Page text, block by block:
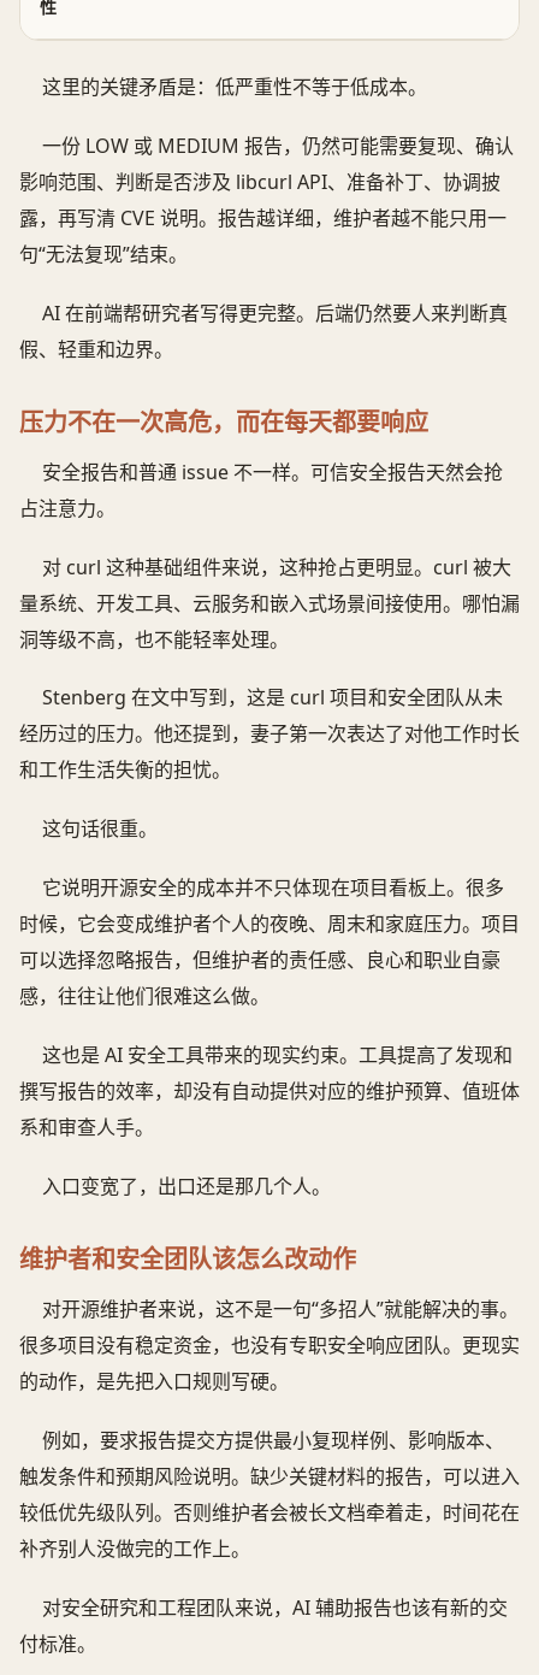
性
这里的关键矛盾是：低严重性不等于低成本。
一份 LOW 或 MEDIUM 报告，仍然可能需要复现、确认
影响范围、判断是否涉及 libcurl API、准备补丁、协调披
露，再写清 CVE 说明。报告越详细，维护者越不能只用一
句“无法复现”结束。
AI 在前端帮研究者写得更完整。后端仍然要人来判断真
假、轻重和边界。
压力不在一次高危，而在每天都要响应
安全报告和普通 issue 不一样。可信安全报告天然会抢
占注意力。
对 curl 这种基础组件来说，这种抢占更明显。curl 被大
量系统、开发工具、云服务和嵌入式场景间接使用。哪怕漏
洞等级不高，也不能轻率处理。
Stenberg 在文中写到，这是 curl 项目和安全团队从未
经历过的压力。他还提到，妻子第一次表达了对他工作时长
和工作生活失衡的担忧。
这句话很重。
它说明开源安全的成本并不只体现在项目看板上。很多
时候，它会变成维护者个人的夜晚、周末和家庭压力。项目
可以选择忽略报告，但维护者的责任感、良心和职业自豪
感，往往让他们很难这么做。
这也是 AI 安全工具带来的现实约束。工具提高了发现和
撰写报告的效率，却没有自动提供对应的维护预算、值班体
系和审查人手。
入口变宽了，出口还是那几个人。
维护者和安全团队该怎么改动作
对开源维护者来说，这不是一句“多招人”就能解决的事。
很多项目没有稳定资金，也没有专职安全响应团队。更现实
的动作，是先把入口规则写硬。
例如，要求报告提交方提供最小复现样例、影响版本、
触发条件和预期风险说明。缺少关键材料的报告，可以进入
较低优先级队列。否则维护者会被长文档牵着走，时间花在
补齐别人没做完的工作上。
对安全研究和工程团队来说，AI 辅助报告也该有新的交
付标准。